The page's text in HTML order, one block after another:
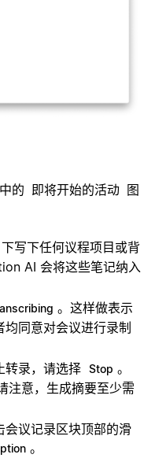
的 即将开始的活动 图
下写下任何议程项目或背
AI 会将这些笔记纳入
。这样做表示
同意对会议进行录制
转录，请选择 Stop 。
注意，生成摘要至少需
会议记录区块顶部的滑
。